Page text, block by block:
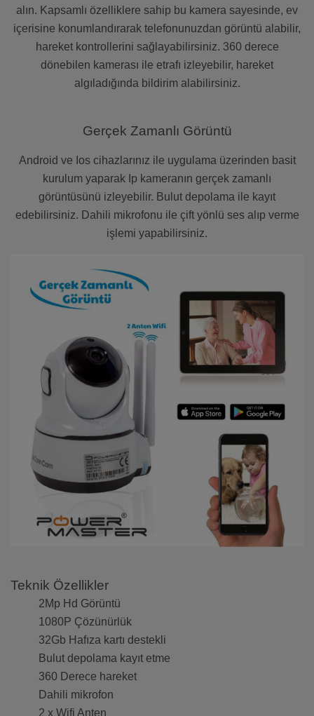
alın. Kapsamlı özelliklere sahip bu kamera sayesinde, ev
içerisine konumlandırarak telefonunuzdan görüntü alabilir,
hareket kontrollerini sağlayabilirsiniz. 360 derece
dönebilen kamerası ile etrafı izleyebilir, hareket
algıladığında bildirim alabilirsiniz.
Gerçek Zamanlı Görüntü
Android ve Ios cihazlarınız ile uygulama üzerinden basit
kurulum yaparak Ip kameranın gerçek zamanlı
görüntüsünü izleyebilir. Bulut depolama ile kayıt
edebilirsiniz. Dahili mikrofonu ile çift yönlü ses alıp verme
işlemi yapabilirsiniz.
Teknik Özellikler
2Mp Hd Görüntü
1080P Çözünürlük
32Gb Hafıza kartı destekli
Bulut depolama kayıt etme
360 Derece hareket
Dahili mikrofon
2 x Wifi Anten